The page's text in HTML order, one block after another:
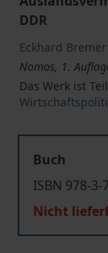
DDR
Eckhard Bremer
Nomos, 1.
Das Werk ist
Buch
ISBN 978-3-
Nicht